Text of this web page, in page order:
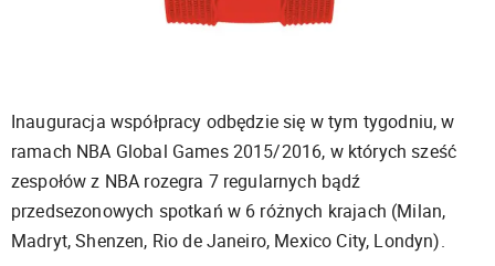
Inauguracja współpracy odbędzie się w tym tygodniu, w
ramach NBA Global Games 2015/2016, w których sześć
zespołów z NBA rozegra 7 regularnych bądź
przedsezonowych spotkań w 6 różnych krajach (Milan,
Madryt, Shenzen, Rio de Janeiro, Mexico City, Londyn).